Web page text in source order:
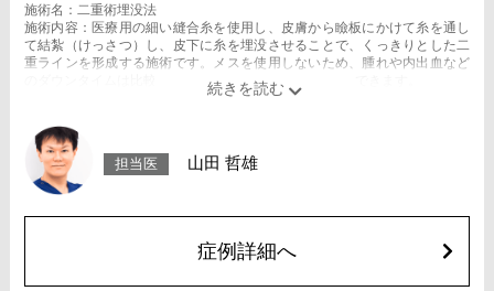
施術名：二重術埋没法
施術内容：医療用の細い縫合糸を使用し、皮膚から瞼板にかけて糸を通し
て結紮（けっさつ）し、皮下に糸を埋没させることで、くっきりとした二
重ラインを形成する施術です。メスを使用しないため、腫れや内出血など
のダウンタイムは比較的少なく、自然な仕上がりが期待できます。
後一時的に生じることがございます。これらの症状は通常数日〜1週間ほど
で落ち着いていきますが、個人差があります。また、稀に細菌感染症、左
右差、重瞼ラインの消失・乱れ、縫合糸の露出、結膜腫脹などが生じるこ
とがございます。
アドバンス 2箇所217,800円(税込)～6箇所349,800円(税込)
アペックス シングル437,800円(税込)～ダブル657,800円(税込)
シークレットアイズシングル712,800円(税込)〜ダブル877,800円(税込)
担当医 山田 哲雄
症例詳細へ